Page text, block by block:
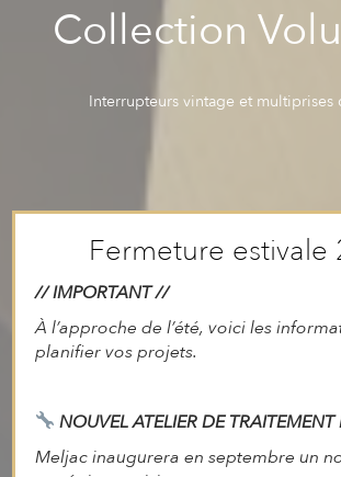
Collection
Interrupteurs vintage et multiprises
Fermeture estivale
// IMPORTANT //
À l’approche de l’été, voici les
planifier vos projets.
NOUVEL ATELIER DE TRAITEMENT
Meljac inaugurera en septembre un